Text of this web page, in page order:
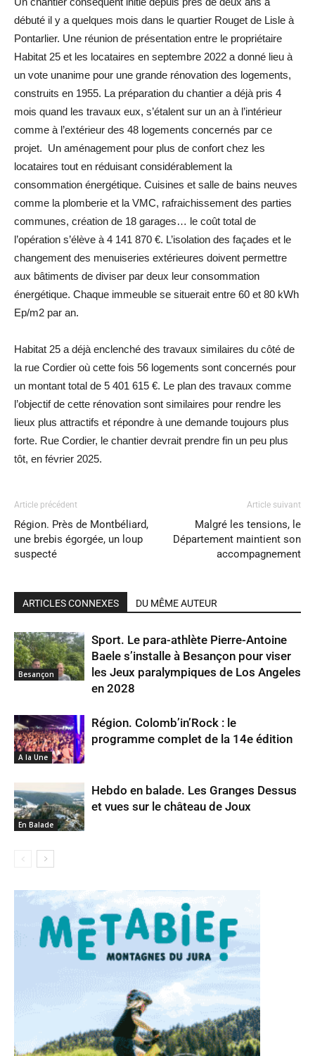
débuté il y a quelques mois dans le quartier Rouget de Lisle à
Pontarlier. Une réunion de présentation entre le propriétaire
Habitat 25 et les locataires en septembre 2022 a donné lieu à
un vote unanime pour une grande rénovation des logements,
construits en 1955. La préparation du chantier a déjà pris 4
mois quand les travaux eux, s’étalent sur un an à l’intérieur
comme à l’extérieur des 48 logements concernés par ce
projet. Un aménagement pour plus de confort chez les
locataires tout en réduisant considérablement la
consommation énergétique. Cuisines et salle de bains neuves
comme la plomberie et la VMC, rafraichissement des parties
communes, création de 18 garages… le coût total de
l’opération s’élève à 4 141 870 €. L’isolation des façades et le
changement des menuiseries extérieures doivent permettre
aux bâtiments de diviser par deux leur consommation
énergétique. Chaque immeuble se situerait entre 60 et 80 kWh
Ep/m2 par an.
Habitat 25 a déjà enclenché des travaux similaires du côté de
la rue Cordier où cette fois 56 logements sont concernés pour
un montant total de 5 401 615 €. Le plan des travaux comme
l’objectif de cette rénovation sont similaires pour rendre les
lieux plus attractifs et répondre à une demande toujours plus
forte. Rue Cordier, le chantier devrait prendre fin un peu plus
tôt, en février 2025.
Article précédent
Région. Près de Montbéliard,
une brebis égorgée, un loup
suspecté
Article suivant
Malgré les tensions, le
Département maintient son
accompagnement
ARTICLES CONNEXES DU MÊME AUTEUR
Besançon
Sport. Le para-athlète Pierre-Antoine
Baele s’installe à Besançon pour viser
les Jeux paralympiques de Los Angeles
en 2028
A la Une
Région. Colomb’in’Rock : le
programme complet de la 14e édition
En Balade
Hebdo en balade. Les Granges Dessus
et vues sur le château de Joux